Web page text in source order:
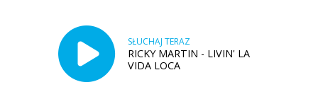
SŁUCHAJ TERAZ
RICKY MARTIN - LIVIN' LA
VIDA LOCA